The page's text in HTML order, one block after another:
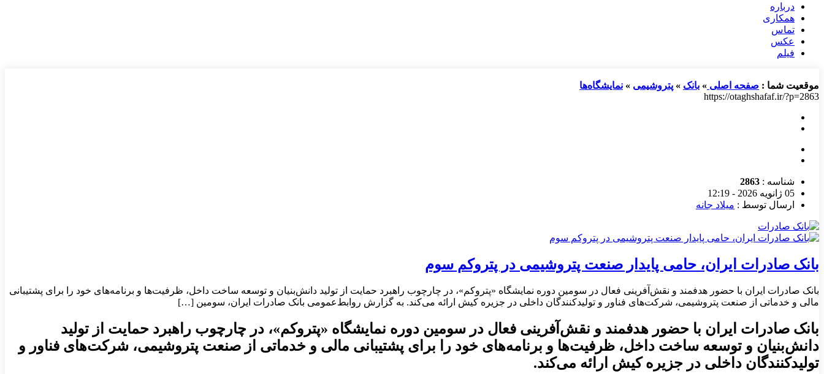
درباره
همکاری
تماس
عکس
فیلم
موقعیت شما : صفحه اصلی » بانک » پتروشیمی » نمایشگاه‌ها
https://otaghshafaf.ir/?p=2863
شناسه : 2863
05 ژانویه 2026 - 12:19
ارسال توسط : میلاد جانه
بانک صادرات ایران، حامی پایدار صنعت پتروشیمی در پتروکم سوم
​بانک صادرات ایران با حضور هدفمند و نقش‌آفرینی فعال در سومین دوره نمایشگاه «پتروکم»، در چارچوب راهبرد حمایت از تولید دانش‌بنیان و توسعه ساخت داخل، ظرفیت‌ها و برنامه‌های خود را برای پشتیبانی
مالی و خدماتی از صنعت پتروشیمی، شرکت‌های فناور و تولیدکنندگان داخلی در جزیره کیش ارائه می‌کند. به گزارش روابط‌عمومی بانک صادرات ایران، سومین […]
​بانک صادرات ایران با حضور هدفمند و نقش‌آفرینی فعال در سومین دوره نمایشگاه «پتروکم»، در چارچوب راهبرد حمایت از تولید
دانش‌بنیان و توسعه ساخت داخل، ظرفیت‌ها و برنامه‌های خود را برای پشتیبانی مالی و خدماتی از صنعت پتروشیمی، شرکت‌های فناور و
تولیدکنندگان داخلی در جزیره کیش ارائه می‌کند.